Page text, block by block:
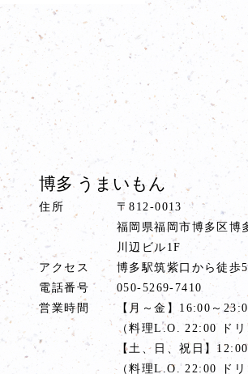
博多 うまいもん
住所
〒812-0013
福岡県福岡市博多区博
川辺ビル1F
アクセス
博多駅筑紫口から徒歩
電話番号
050-5269-7410
営業時間
【月～金】16:00～
（料理L.O. 22:00 ド
【土、日、祝日】
（料理L.O. 22:00 ド